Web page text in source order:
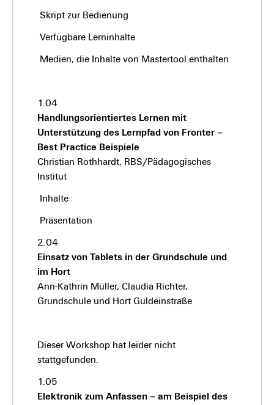
Skript zur Bedienung
Verfügbare Lerninhalte
Medien, die Inhalte von Mastertool enthalten
1.04
Handlungsorientiertes Lernen mit
Unterstützung des Lernpfad von Fronter –
Best Practice Beispiele
Christian Rothhardt, RBS/Pädagogisches
Institut
Inhalte
Präsentation
2.04
Einsatz von Tablets in der Grundschule und
im Hort
Ann-Kathrin Müller, Claudia Richter,
Grundschule und Hort Guldeinstraße
Dieser Workshop hat leider nicht
stattgefunden.
1.05
Elektronik zum Anfassen – am Beispiel des